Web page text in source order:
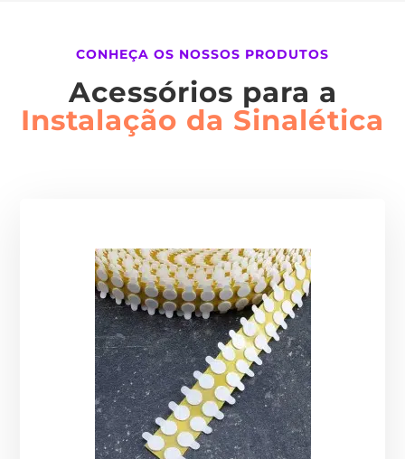
CONHEÇA OS NOSSOS PRODUTOS
Acessórios para a
Instalação da Sinalética